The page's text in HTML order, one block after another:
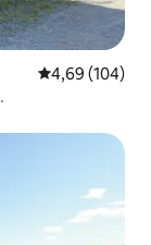
Gemiddelde
4,69 (104)